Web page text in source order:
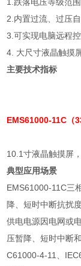
2. 内置过流、过压
3.可实现电脑远程
4. 大尺寸液晶触摸
主要技术指标
EMS61000-11C（
10.1寸液晶触摸屏
典型应用场景
EMS61000-11C三
降、短时中断抗扰
供电电源因电网或
压暂降、短时中断
C61000-4-11